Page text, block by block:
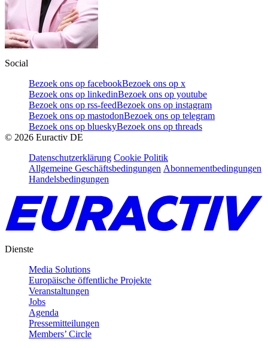
Social
Bezoek ons op facebookBezoek ons op x
Bezoek ons op linkedinBezoek ons op youtube
Bezoek ons op rss-feedBezoek ons op instagram
Bezoek ons op mastodonBezoek ons op telegram
Bezoek ons op blueskyBezoek ons op threads
© 2026 Euractiv DE
Datenschutzerklärung Cookie Politik
Allgemeine Geschäftsbedingungen Abonnementbedingungen
Handelsbedingungen
Dienste
Media Solutions
Europäische öffentliche Projekte
Veranstaltungen
Jobs
Agenda
Pressemitteilungen
Members’ Circle